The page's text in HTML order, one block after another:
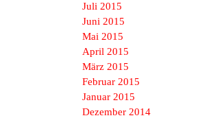
Juli 2015
Juni 2015
Mai 2015
April 2015
März 2015
Februar 2015
Januar 2015
Dezember 2014